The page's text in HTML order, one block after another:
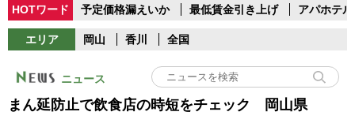
HOTワード 予定価格漏えいか 最低賃金引き上げ アパホテル
エリア 岡山 香川 全国
ニュース
まん延防止で飲食店の時短をチェック 岡山県